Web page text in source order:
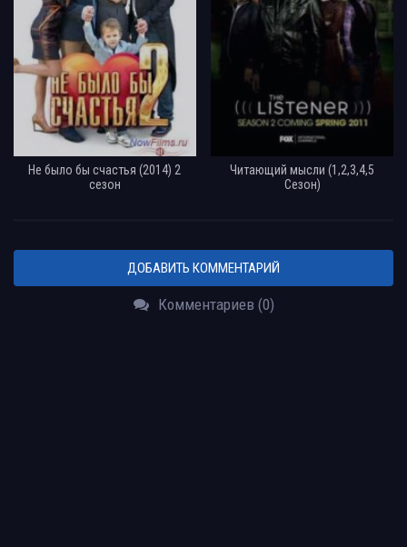
Не было бы счастья (2014) 2
сезон
Читающий мысли (1,2,3,4,5
Сезон)
ДОБАВИТЬ КОММЕНТАРИЙ
Комментариев (0)